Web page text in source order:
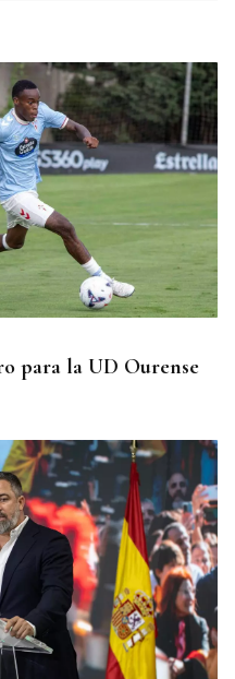
describen los expertos
permitirá ver las
para la UD Ourense